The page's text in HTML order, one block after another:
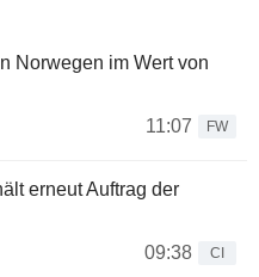
Norwegen im Wert von
11:07
FW
erneut Auftrag der
09:38
CI